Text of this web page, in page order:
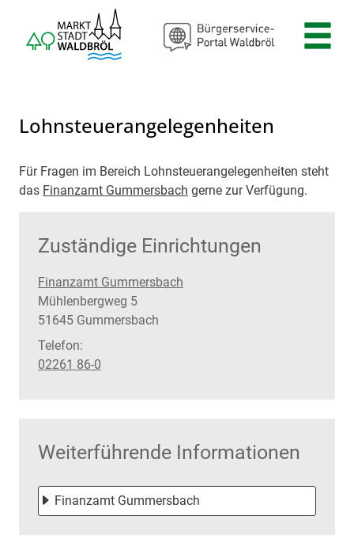
Zum Hauptinhalt springen
Lohnsteuerangelegenheiten
Beschreibung
Für Fragen im Bereich Lohnsteuerangelegenheiten steht
das Finanzamt Gummersbach gerne zur Verfügung.
Zuständige Einrichtungen
Finanzamt Gummersbach
Straße:
Mühlenbergweg Hausnummer:
5
PLZ:
51645 Ort:
Gummersbach
Telefon:
02261 86-0
Weiterführende Informationen
Finanzamt Gummersbach